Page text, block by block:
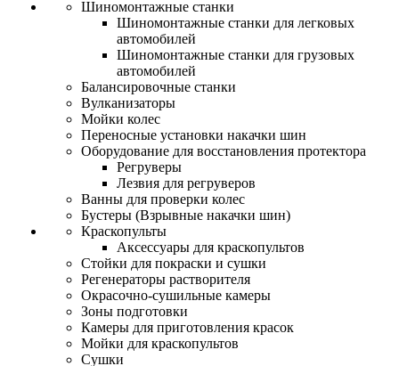
Шиномонтажные станки
Шиномонтажные станки для легковых
автомобилей
Шиномонтажные станки для грузовых
автомобилей
Балансировочные станки
Вулканизаторы
Мойки колес
Переносные установки накачки шин
Оборудование для восстановления протектора
Регруверы
Лезвия для регруверов
Ванны для проверки колес
Бустеры (Взрывные накачки шин)
Краскопульты
Аксессуары для краскопультов
Стойки для покраски и сушки
Регенераторы растворителя
Окрасочно-сушильные камеры
Зоны подготовки
Камеры для приготовления красок
Мойки для краскопультов
Сушки